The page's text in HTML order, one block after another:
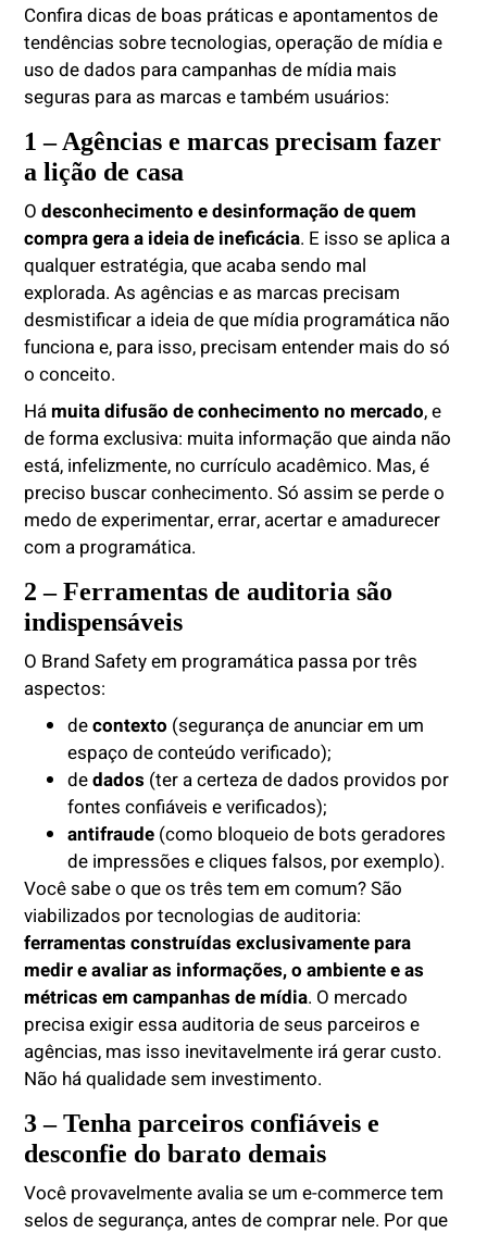
Confira dicas de boas práticas e apontamentos de
tendências sobre tecnologias, operação de mídia e
uso de dados para campanhas de mídia mais
seguras para as marcas e também usuários:
1 – Agências e marcas precisam fazer
a lição de casa
Odesconhecimento e desinformação de quem
compra gera a ideia de ineficácia. E isso se aplica a
qualquer estratégia, que acaba sendo mal
explorada. As agências e as marcas precisam
desmistificar a ideia de que mídia programática não
funciona e, para isso, precisam entender mais do só
o conceito.
Há muita difusão de conhecimento no mercado, e
de forma exclusiva: muita informação que ainda não
está, infelizmente, no currículo acadêmico. Mas, é
preciso buscar conhecimento. Só assim se perde o
medo de experimentar, errar, acertar e amadurecer
com a programática.
2 – Ferramentas de auditoria são
indispensáveis
O Brand Safety em programática passa por três
aspectos:
decontexto (segurança de anunciar em um
espaço de conteúdo verificado);
dedados (ter a certeza de dados providos por
fontes confiáveis e verificados);
antifraude (como bloqueio de bots geradores
de impressões e cliques falsos, por exemplo).
Você sabe o que os três tem em comum? São
viabilizados por tecnologias de auditoria:
ferramentas construídas exclusivamente para
medir e avaliar as informações, o ambiente e as
métricas em campanhas de mídia. O mercado
precisa exigir essa auditoria de seus parceiros e
agências, mas isso inevitavelmente irá gerar custo.
Não há qualidade sem investimento.
3 – Tenha parceiros confiáveis e
desconfie do barato demais
Você provavelmente avalia se um e-commerce tem
selos de segurança, antes de comprar nele. Por que